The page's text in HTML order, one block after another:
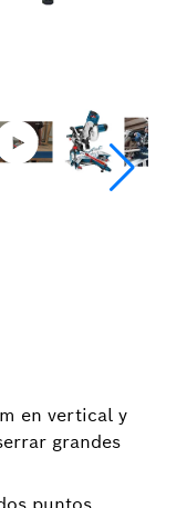
en vertical y
grandes